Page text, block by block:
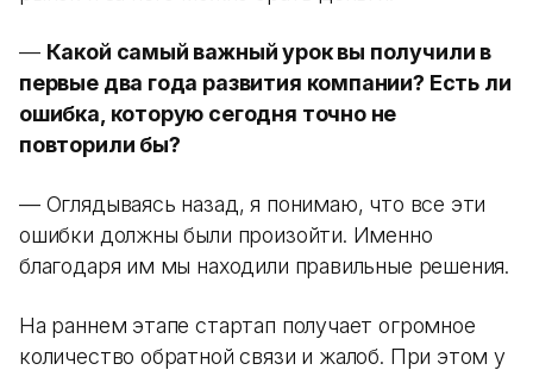
— Какой самый важный урок вы получили в
первые два года развития компании? Есть ли
ошибка, которую сегодня точно не
повторили бы?
— Оглядываясь назад, я понимаю, что все эти
ошибки должны были произойти. Именно
благодаря им мы находили правильные решения.
На раннем этапе стартап получает огромное
количество обратной связи и жалоб. При этом у